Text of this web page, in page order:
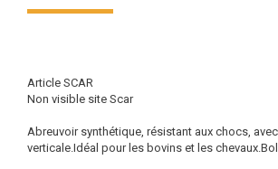
Article SCAR
Non visible site Scar
Abreuvoir synthétique, résistant aux chocs,
verticale.Idéal pour les bovins et les